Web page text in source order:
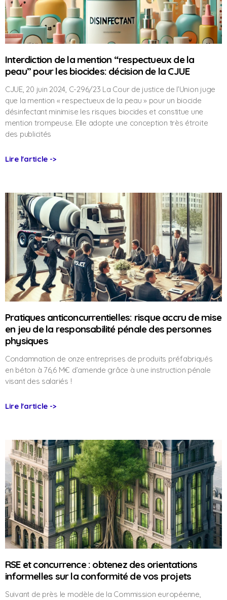
Interdiction de la mention “respectueux de la
peau” pour les biocides: décision de la CJUE
CJUE, 20 juin 2024, C-296/23 La Cour de justice de l’Union juge
que la mention « respectueux de la peau » pour un biocide
désinfectant minimise les risques biocides et constitue une
mention trompeuse. Elle adopte une conception très étroite
des publicités
Lire l'article ->
Pratiques anticoncurrentielles: risque accru de mise
en jeu de la responsabilité pénale des personnes
physiques
Condamnation de onze entreprises de produits préfabriqués
en béton à 76,6 M€ d’amende grâce à une instruction pénale
visant des salariés !
Lire l'article ->
RSE et concurrence : obtenez des orientations
informelles sur la conformité de vos projets
Suivant de près le modèle de la Commission européenne,